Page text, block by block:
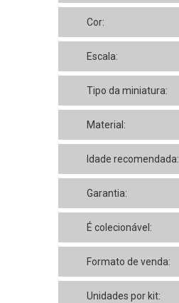
Cor:
Escala:
Tipo da miniatura:
Material:
Idade recomendada:
Garantia:
É colecionável:
Formato de venda:
Unidades por kit: